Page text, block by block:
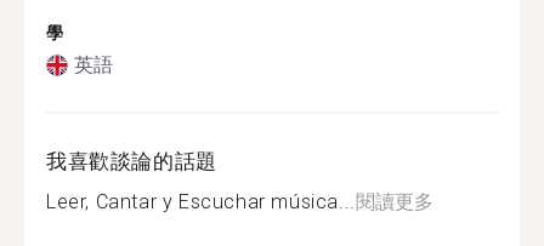
學
英語
我喜歡談論的話題
Leer, Cantar y Escuchar música...閱讀更多